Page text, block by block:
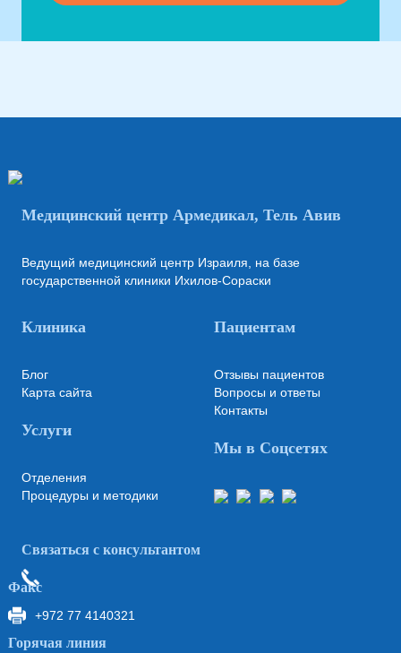
Медицинский центр Армедикал, Тель Авив
Ведущий медицинский центр Израиля, на базе
государственной клиники Ихилов-Сораски
Клиника
Блог
Карта сайта
Услуги
Отделения
Процедуры и методики
Пациентам
Отзывы пациентов
Вопросы и ответы
Контакты
Мы в Соцсетях
Связаться с консультантом
Факс
+972 77 4140321
Горячая линия